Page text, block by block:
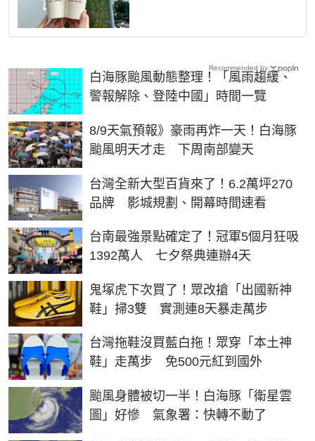
白海豚颱風動態整理！「風雨趨緩、
警報解除、登陸中國」時間一覽
8/9天氣預報》豪雨再炸一天！白海豚
颱風明天才走 下周南部變天
台灣全新大型百貨來了！6.2萬坪270
品牌 影城規劃、開幕時間速看
台南最強景點確定了！冠軍5個月狂吸
1392萬人 七夕祭典連辦4天
鬼塚虎下次買了！眾改搶「出國新神
鞋」掃3雙 實測連8天暴走萬步
台灣拖鞋沒買藍白拖！眾穿「本土神
鞋」走萬步 免500元紅到國外
颱風身體被切一半！白海豚「衛星雲
圖」好慘 氣象署：快轉不動了
Recommended by